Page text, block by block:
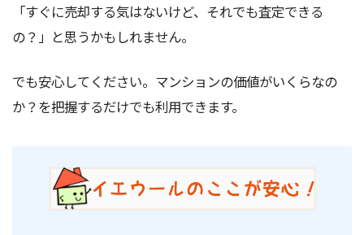
「すぐに売却する気はないけど、それでも査定できる
の？」と思うかもしれません。
でも安心してください。マンションの価値がいくらなの
か？を把握するだけでも利用できます。